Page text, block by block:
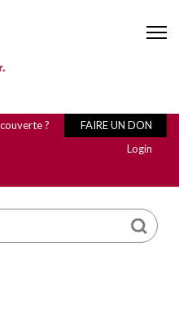
?
FAIRE UN DON
Login